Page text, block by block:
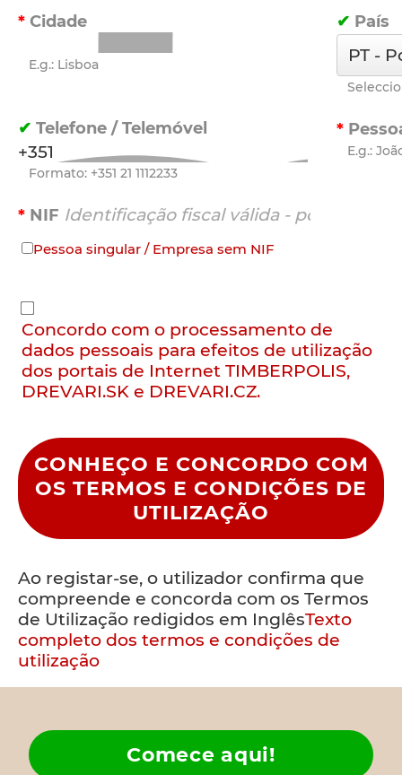
Cidade
E.g.: Lisboa
País
Telefone / Telemóvel
Formato: +351 21 1112233
E.g.:
NIF
Pessoa singular / Empresa sem NIF
Concordo com o processamento de
dados pessoais para efeitos de utilização
dos portais de Internet TIMBERPOLIS,
DREVARI.SK e DREVARI.CZ.
CONHEÇO E CONCORDO COM
OS TERMOS E CONDIÇÕES DE
UTILIZAÇÃO
Ao registar-se, o utilizador confirma que
compreende e concorda com os Termos
de Utilização redigidos em InglêsTexto
completo dos termos e condições de
utilização
Comece aqui!